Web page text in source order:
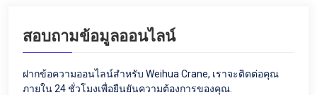
สอบถามข้อมูลออนไลน์
ฝากข้อความออนไลน์สำหรับ Weihua Crane, เราจะติดต่อคุณ
ภายใน 24 ชั่วโมงเพื่อยืนยันความต้องการของคุณ.